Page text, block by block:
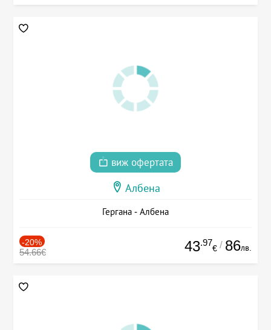
виж офертата
Албена
Гергана - Албена
-20%
54.66€ 43.97
€ / 86лв.